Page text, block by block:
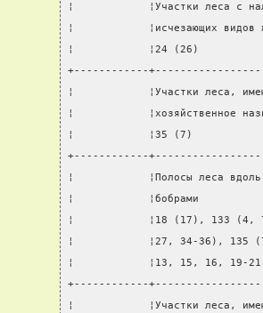
¦            ¦Участки леса с
¦            ¦исчезающих
¦            ¦24 (26)
+------------
¦            ¦Участки леса,
¦            ¦хозяйственное
¦            ¦35 (7)
+------------
¦            ¦Полосы леса
¦            ¦бобрами
¦            ¦18 (17), 133 (4,
¦            ¦27, 34-36),
¦            ¦13, 15, 16,
+------------
¦            ¦Участки леса,